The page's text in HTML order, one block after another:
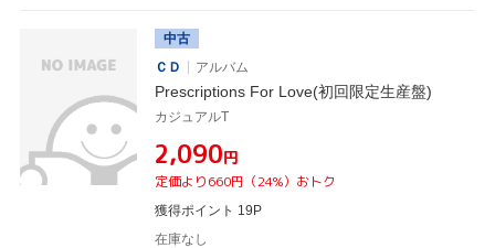
中古
ＣＤ
アルバム
Prescriptions For Love(初回限定生産盤)
カジュアルT
¥2,090円
定価より660円（24%）おトク
獲得ポイント 19P
在庫なし